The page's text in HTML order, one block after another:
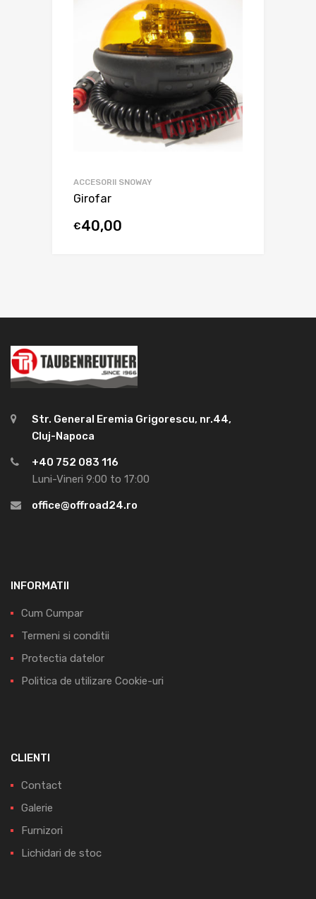
ACCESORII SNOWAY
Girofar
€40,00
Str. General Eremia Grigorescu, nr.44,
Cluj-Napoca
+40 752 083 116
Luni-Vineri 9:00 to 17:00
office@offroad24.ro
INFORMATII
Cum Cumpar
Termeni si conditii
Protectia datelor
Politica de utilizare Cookie-uri
CLIENTI
Contact
Galerie
Furnizori
Lichidari de stoc